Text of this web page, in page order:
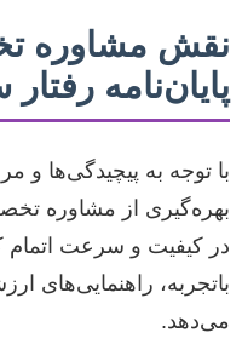
نقش مشاوره
پایان‌نامه
با توجه به پیچیدگی‌ها و
بهره‌گیری از مشاوره
در کیفیت و سرعت اتمام
باتجربه، راهنمایی‌های
می‌دهد.